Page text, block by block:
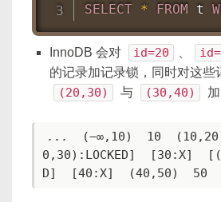
SELECT
* FROM t
InnoDB 会对 id=20
的记录加记录锁，同时对这些
(20,30) 与 (30,40)
...  (−∞,10)  10
0,30):LOCKED]  [30:X]
D]  [40:X]  (40,50)  50